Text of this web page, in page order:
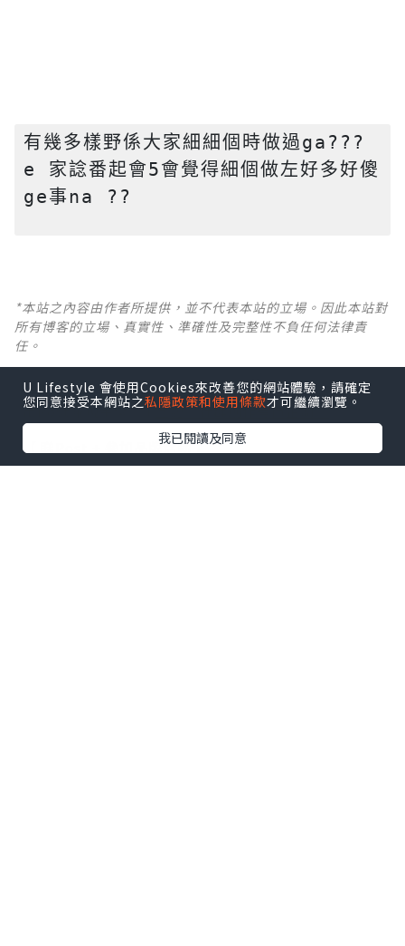
有幾多樣野係大家細細個時做過ga???
e 家諗番起會5會覺得細個做左好多好傻
ge事na ??
*本站之內容由作者所提供，並不代表本站的立場。因此本站對
所有博客的立場、真實性、準確性及完整性不負任何法律責
任。
【 U Creator 招募 】
出Post賺現金獎賞 l登記《社群創作有價企劃》
【 睇Post + 參加品牌活動 】
瀏覽更多社群打卡丶旅遊丶美食丶親子丶寵物丶扮靚
U Lifestyle 會使用Cookies來改善您的網站體驗，請確定
您同意接受本網站之私隱政策和使用條款才可繼續瀏覽。
我已閱讀及同意